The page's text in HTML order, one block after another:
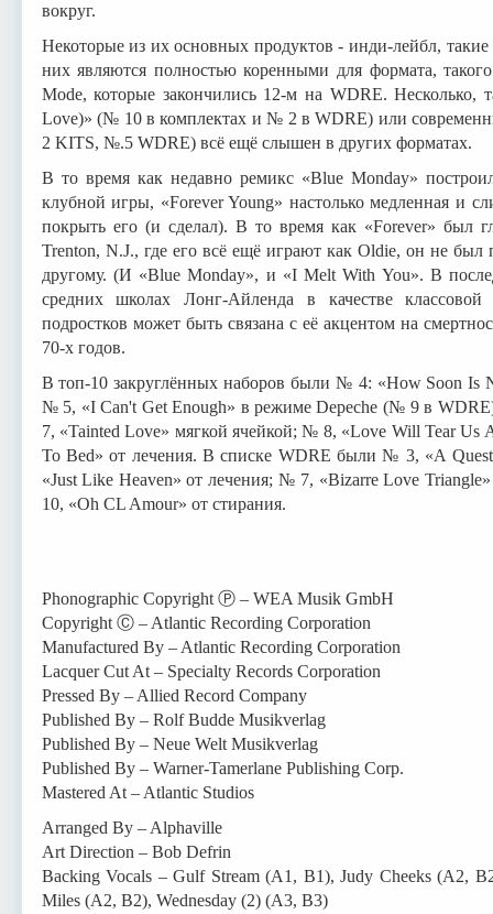
вокруг.
Некоторые из их основных продуктов - инди-лейбл,
них являются полностью коренными для формата,
Mode, которые закончились 12-м на WDRE.
Love)» (№ 10 в комплектах и № 2 в WDRE) или
2 KITS, №.5 WDRE) всё ещё слышен в других форматах.
В то время как недавно ремикс «Blue Monday»
клубной игры, «Forever Young» настолько медленная и
покрыть его (и сделал). В то время как «Forever» был
Trenton, N.J., где его всё ещё играют как Oldie, он не был
другому. (И «Blue Monday», и «I Melt With You». В
средних школах Лонг-Айленда в качестве
подростков может быть связана с её акцентом на
70-х годов.
В топ-10 закруглённых наборов были № 4: «How Soon
№ 5, «I Can't Get Enough» в режиме Depeche (№ 9 в
7, «Tainted Love» мягкой ячейкой; № 8, «Love Will Tear
To Bed» от лечения. В списке WDRE были № 3, «A
«Just Like Heaven» от лечения; № 7, «Bizarre Love
10, «Oh CL Amour» от стирания.
Phonographic Copyright Ⓟ – WEA Musik GmbH
Copyright Ⓒ – Atlantic Recording Corporation
Manufactured By – Atlantic Recording Corporation
Lacquer Cut At – Specialty Records Corporation
Pressed By – Allied Record Company
Published By – Rolf Budde Musikverlag
Published By – Neue Welt Musikverlag
Published By – Warner-Tamerlane Publishing Corp.
Mastered At – Atlantic Studios
Arranged By – Alphaville
Art Direction – Bob Defrin
Backing Vocals – Gulf Stream (A1, B1), Judy Cheeks (A2,
Miles (A2, B2), Wednesday (2) (A3, B3)